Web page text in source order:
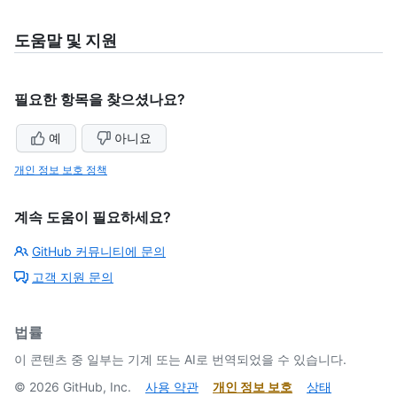
도움말 및 지원
필요한 항목을 찾으셨나요?
예 아니요
개인 정보 보호 정책
계속 도움이 필요하세요?
GitHub 커뮤니티에 문의
고객 지원 문의
법률
이 콘텐츠 중 일부는 기계 또는 AI로 번역되었을 수 있습니다.
© 2026 GitHub, Inc. 사용 약관 개인 정보 보호 상태